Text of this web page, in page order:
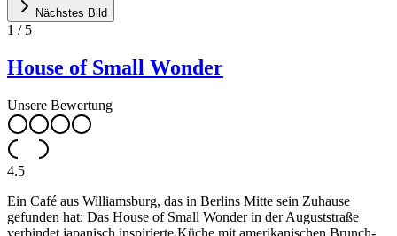
Nächstes Bild
1 / 5
House of Small Wonder
Unsere Bewertung
4.5
Ein Café aus Williamsburg, das in Berlins Mitte sein Zuhause
gefunden hat: Das House of Small Wonder in der Auguststraße
verbindet japanisch inspirierte Küche mit amerikanischen Brunch-